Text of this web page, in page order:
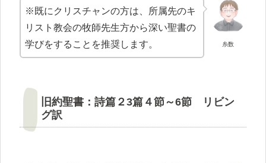
糸数
※既にクリスチャンの方は、所属先のキ
リスト教会の牧師先生方から深い聖書の
学びをすることを推奨します。
旧約聖書：詩篇２3篇４節～6節 リビン
グ訳